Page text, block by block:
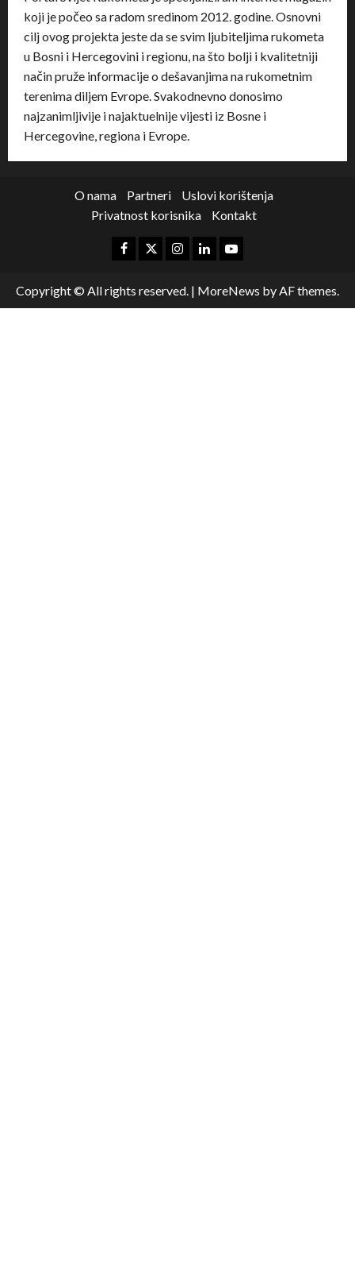
koji je počeo sa radom sredinom 2012. godine. Osnovni
cilj ovog projekta jeste da se svim ljubiteljima rukometa
u Bosni i Hercegovini i regionu, na što bolji i kvalitetniji
način pruže informacije o dešavanjima na rukometnim
terenima diljem Evrope. Svakodnevno donosimo
najzanimljivije i najaktuelnije vijesti iz Bosne i
Hercegovine, regiona i Evrope.
O nama Partneri
Uslovi korištenja
Privatnost korisnika
Kontakt
Copyright © All rights reserved. | MoreNews by AF themes.